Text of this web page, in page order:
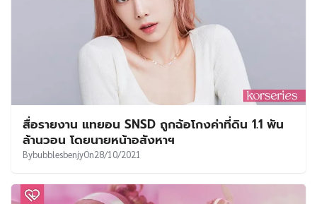
สื่อรายงาน แทยอน SNSD ถูกฉ้อโกงค่าที่ดิน 1.1 พัน
ล้านวอน โดยนายหน้าอสังหาฯ
BybubblesbenjyOn28/10/2021